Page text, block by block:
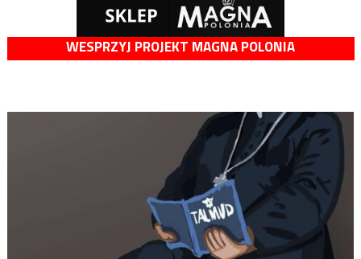
WESPRZYJ PROJEKT MAGNA POLONIA